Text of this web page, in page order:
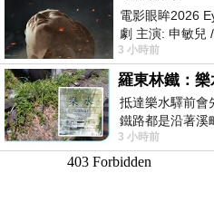
電影眼眸2026
劇 主演: 申敏兒
眸2026描述攝影
3 小時前
羅東林鐵：樂
抵達樂水驛前會
鐵路都是沿著溪
但因與臺鐵集集
3 小時前